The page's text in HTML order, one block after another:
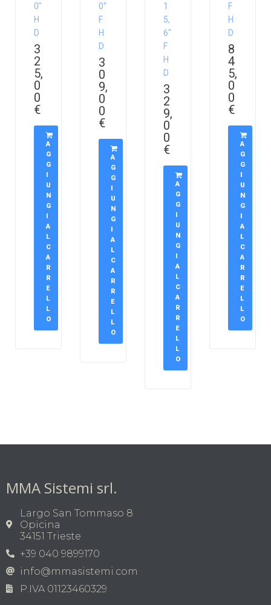
0″
H
D
3
2
5,
0
0
€
A
G
G
I
U
N
G
I
A
L
C
A
R
R
E
L
L
O
0″
F
H
D
3
0
9,
0
0
€
A
G
G
I
U
N
G
I
A
L
C
A
R
R
E
L
L
O
1
5,
6″
F
H
D
3
2
9,
0
0
€
A
G
G
I
U
N
G
I
A
L
C
A
R
R
E
L
L
O
F
H
D
8
4
5,
0
0
€
A
G
G
I
U
N
G
I
A
L
C
A
R
R
E
L
L
O
MMA Sistemi srl.
Largo San Tommaso 8
Opicina
34151 Trieste
+39 040 9899170
info@mmasistemi.com
P.IVA 01123460329